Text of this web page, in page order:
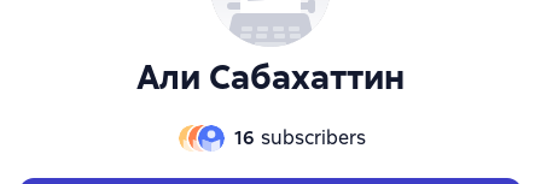
Али Сабахаттин
16 subscribers